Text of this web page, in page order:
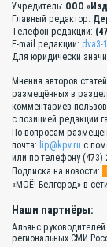
Учредитель: ООО
Главный редактор:
Телефон редакции:
E-mail редакции: dva3-
Для юридически
Мнения авторов
размещённых в
комментариев
с позицией редакции
По вопросам
почта: lip@kpv.ru с
или по телефону (473)
Подписка на новости:
«МОЁ! Белгород» в
Наши партнёры:
Альянс руководителей
региональных СМИ